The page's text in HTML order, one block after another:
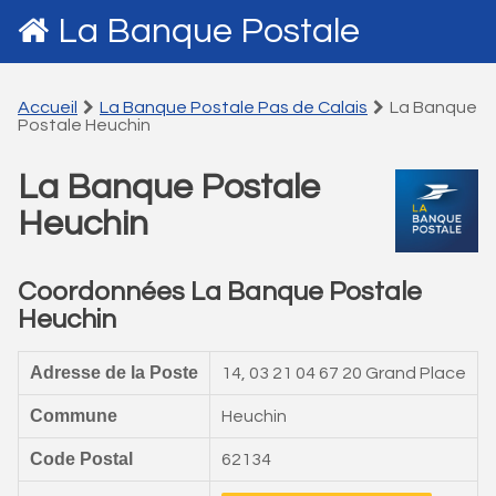
La Banque Postale
Accueil La Banque Postale Pas de Calais
La Banque
Postale Heuchin
La Banque Postale
Heuchin
Coordonnées La Banque Postale
Heuchin
Adresse de la Poste 14, 03 21 04 67 20 Grand Place
Commune Heuchin
Code Postal 62134